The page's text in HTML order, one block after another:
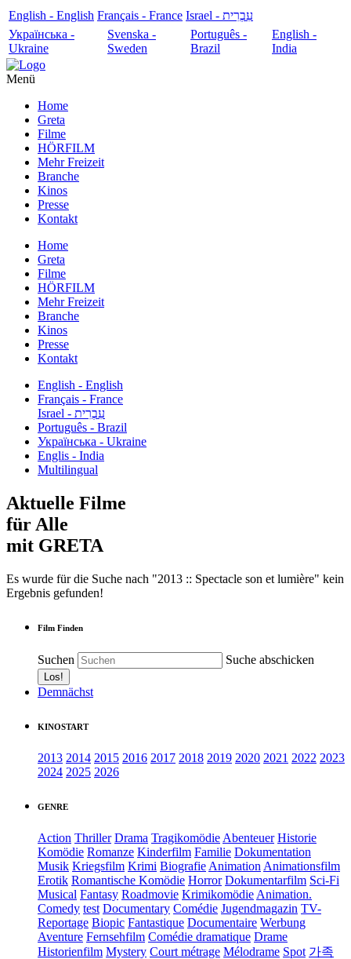
English - English Français - France
עִבְרִית - Israel
Українська -
Ukraine
Svenska -
Sweden
Português -
Brazil
English -
India
Menü
Home
Greta
Filme
HÖRFILM
Mehr Freizeit
Branche
Kinos
Presse
Kontakt
Home
Greta
Filme
HÖRFILM
Mehr Freizeit
Branche
Kinos
Presse
Kontakt
English - English
Français - France
עִבְרִית - Israel
Português - Brazil
Українська - Ukraine
Englis - India
Multilingual
Aktuelle Filme
für Alle
mit GRETA
Es wurde für die Suche nach "2013 :: Spectacle son et lumière" kein
Ergebnis gefunden!
Film Finden
Suchen Suche abschicken
Demnächst
KINOSTART
2013 2014 2015 2016 2017 2018 2019 2020 2021 2022 2023
2024 2025 2026
GENRE
Action Thriller Drama Tragikomödie Abenteuer Historie
Komödie Romanze Kinderfilm Familie Dokumentation
Musik Kriegsfilm Krimi Biografie Animation Animationsfilm
Erotik Romantische Komödie Horror Dokumentarfilm Sci-Fi
Musical Fantasy Roadmovie Krimikomödie Animation.
Comedy test Documentary Comédie Jugendmagazin TV-
Reportage Biopic Fantastique Documentaire Werbung
Aventure Fernsehfilm Comédie dramatique Drame
Historienfilm Mystery Court métrage Mélodrame Spot 가족